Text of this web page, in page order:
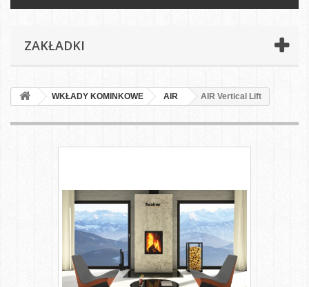
ZAKŁADKI
WKŁADY KOMINKOWE AIR AIR Vertical Lift